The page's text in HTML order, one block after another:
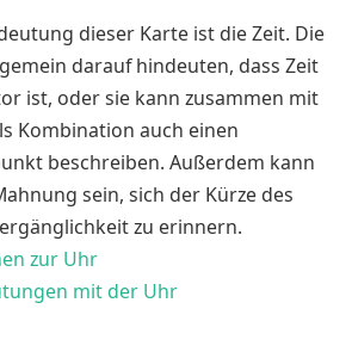
dieser Karte ist die Zeit. Die
darauf hindeuten, dass Zeit
ist, oder sie kann zusammen mit
Kombination auch einen
beschreiben. Außerdem kann
sein, sich der Kürze des
zu erinnern.
zur Uhr
mit der Uhr